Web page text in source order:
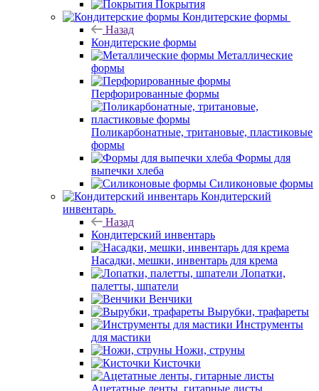
Покрытия
Кондитерские формы
Назад
Кондитерские формы
Металлические
формы
Перфорированные формы
Поликарбонатные, тритановые, пластиковые
формы
Формы для
выпечки хлеба
Силиконовые формы
Кондитерский
инвентарь
Назад
Кондитерский инвентарь
Насадки, мешки, инвентарь для крема
Лопатки,
палетты, шпатели
Венчики
Вырубки, трафареты
Инструменты
для мастики
Ножи, струны
Кисточки
Ацетатные ленты, гитарные листы